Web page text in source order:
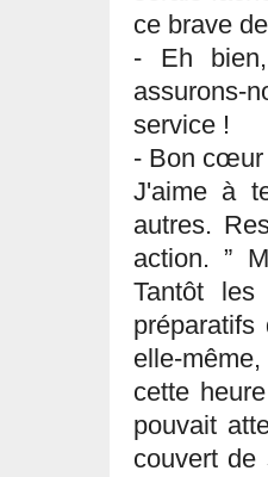
ce brave
- Eh
service !
- Bon cœur
J'aime à
autres.
action. ”
Tantôt les
elle-
cette
pouvait
couvert de